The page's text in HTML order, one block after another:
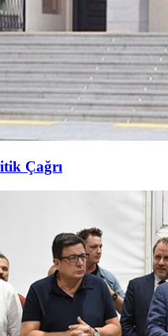
Çağrı